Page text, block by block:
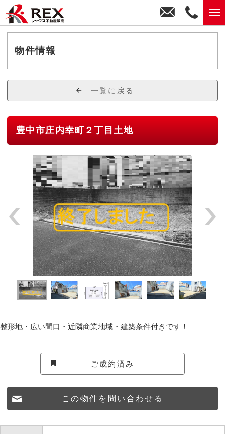
-
5
1
0
お
い
せ
物件情報
一覧に戻る
豊中市庄内幸町２丁目土地
整形地・広い間口・近隣商業地域・建築条件付きです！
ご成約済み
この物件を問い合わせる